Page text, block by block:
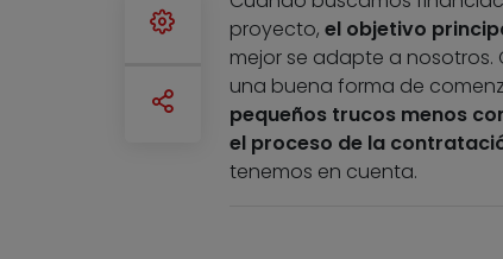
proyecto, el objetivo
mejor se adapte a
una buena forma de
pequeños trucos menos
el proceso de la
tenemos en cuenta.